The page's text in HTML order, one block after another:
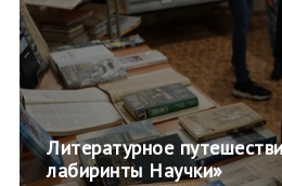
Литературное
лабиринты Научки»